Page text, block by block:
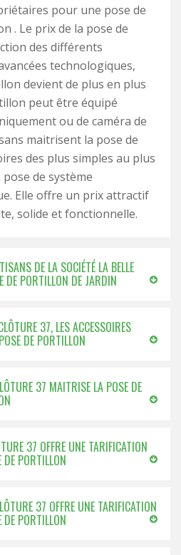
pour une pose de
. Le prix de la pose de
des différents
technologiques,
devient de plus en plus
peut être équipé
ou de caméra de
maitrisent la pose de
des plus simples au plus
de système
Elle offre un prix attractif
solide et fonctionnelle.
DE LA SOCIÉTÉ LA BELLE
DE PORTILLON DE JARDIN
37, LES ACCESSOIRES
DE PORTILLON
37 MAITRISE LA POSE DE
37 OFFRE UNE TARIFICATION
PORTILLON
37 OFFRE UNE TARIFICATION
PORTILLON